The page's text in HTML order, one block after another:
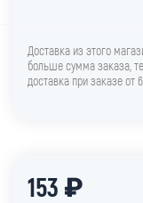
Доставка из этого
больше сумма заказа,
доставка при заказе от
153 ₽